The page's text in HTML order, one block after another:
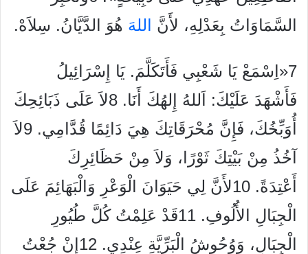
السَّمَاوَاتُ بِعَدْلِهِ، لأَنَّ
الله َ هُوَ الدَّيَّانُ. سِلاَهْ.
7«اِسْمَعْ يَا شَعْبِي فَأَتَكَلَّمَ. يَا إِسْرَائِيلُ
فَأَشْهَدَ عَلَيْكَ: اَللهُ إِلهُكَ أَنَا. 8لاَ عَلَى ذَبَائِحِكَ
أُوَبِّخُكَ، فَإِنَّ مُحْرَقَاتِكَ هِيَ دَائِمًا قُدَّامِي. 9لاَ
آخُذُ مِنْ بَيْتِكَ ثَوْرًا، وَلاَ مِنْ حَظَائِرِكَ
أَعْتِدَةً. 10لأَنَّ لِي حَيَوَانَ الْوَعْرِ وَالْبَهَائِمَ عَلَى
الْجِبَالِ الأُلُوفِ. 11قَدْ عَلِمْتُ كُلَّ طُيُورِ
الْجِبَالِ، وَوُحُوشُ الْبَرِّيَّةِ عِنْدِي. 12إِنْ جُعْتُ